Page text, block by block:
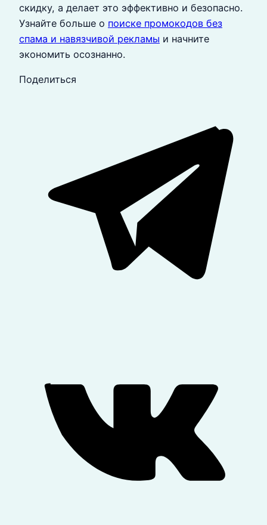
скидку, а делает это эффективно и безопасно.
Узнайте больше о поиске промокодов без
спама и навязчивой рекламы и начните
экономить осознанно.
Поделиться